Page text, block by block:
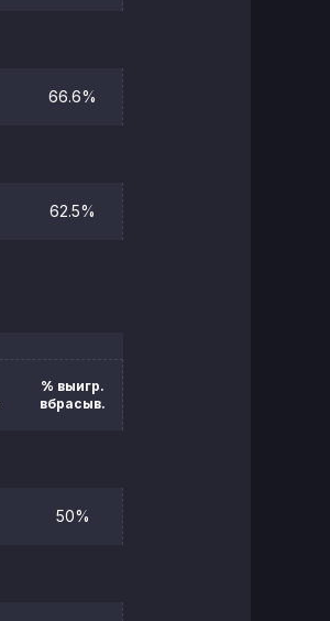
66.6%
62.5%
% выигр.
вбрасыв.
50%